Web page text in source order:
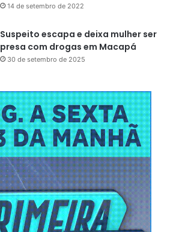
14 de setembro de 2022
Suspeito escapa e deixa mulher ser
presa com drogas em Macapá
30 de setembro de 2025